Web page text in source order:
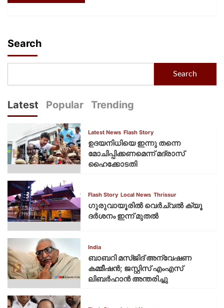
Search
Search
Latest Popular Trending
Latest News Flash Story
ഉദയനിധിയെ ഇന്നു തന്നെ
മോചിപ്പിക്കണമെന്ന് മദ്രാസ്
ഹൈക്കോടതി
Flash Story Local News Thrissur
ഗുരുവായൂരില്‍ വെര്‍ച്വല്‍ ക്യൂ
ദര്‍ശനം ഇന്ന് മുതല്‍
India
ബാബറി മസ്ജിദ് അന്വേഷണ
കമ്മീഷന്‍; ജസ്റ്റിസ് എംഎസ്
ലിബര്‍ഹാന്‍ അന്തരിച്ചു